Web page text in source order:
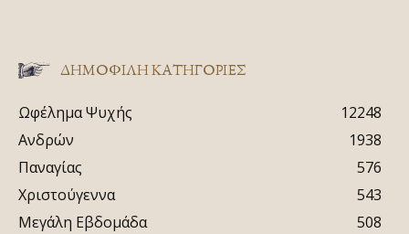
ΔΗΜΟΦΙΛΗ ΚΑΤΗΓΟΡΙΕΣ
Ωφέλημα Ψυχής
12248
Ανδρών
1938
Παναγίας
576
Χριστούγεννα
543
Μεγάλη Εβδομάδα
508